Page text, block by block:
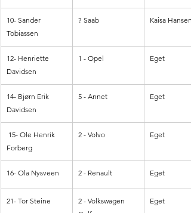
10- Sander
Tobiassen
? Saab Kaisa Hansen
12- Henriette
Davidsen
1 - Opel Eget
14- Bjørn Erik
Davidsen
5 - Annet Eget
Forberg
2 - Volvo Eget
16- Ola Nysveen 2 - Renault Eget
21- Tor Steine
2 - Volkswagen
Eget